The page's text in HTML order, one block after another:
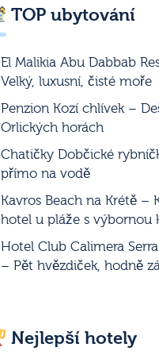
TOP ubytování
El Malikia Abu Dabbab
Velký, luxusní, čisté moře
Penzion Kozí chlívek –
Orlických horách
Chatičky Dobčické
přímo na vodě
Kavros Beach na Krétě –
hotel u pláže s výbornou
Hotel Club Calimera
– Pět hvězdiček, hodně
Nejlepší hotely